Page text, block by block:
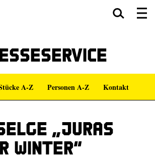
A-Z Personen A-Z Kontakt
„Juras